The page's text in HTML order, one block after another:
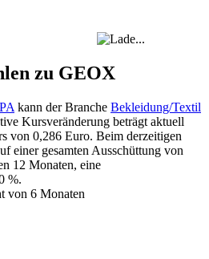
zu GEOX
kann der Branche Bekleidung/Textil
Kursveränderung beträgt aktuell
von 0,286 Euro. Beim derzeitigen
einer gesamten Ausschüttung von
12 Monaten, eine
%.
von 6 Monaten